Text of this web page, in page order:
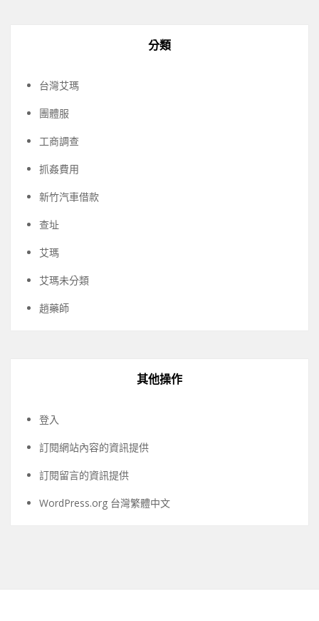
分類
台灣艾瑪
團體服
工商調查
抓姦費用
新竹汽車借款
查址
艾瑪
艾瑪未分類
趙藥師
其他操作
登入
訂閱網站內容的資訊提供
訂閱留言的資訊提供
WordPress.org 台灣繁體中文